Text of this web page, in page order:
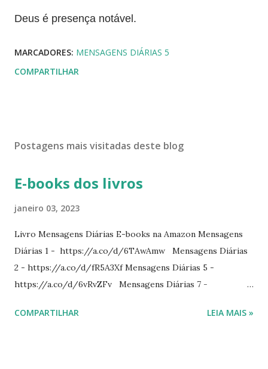
Deus é presença notável.
MARCADORES: MENSAGENS DIÁRIAS 5
COMPARTILHAR
Postagens mais visitadas deste blog
E-books dos livros
janeiro 03, 2023
Livro Mensagens Diárias E-books na Amazon Mensagens
Diárias 1 - https://a.co/d/6TAwAmw Mensagens Diárias
2 - https://a.co/d/fR5A3Xf Mensagens Diárias 5 -
https://a.co/d/6vRvZFv Mensagens Diárias 7 -
https://a.co/d/h4iP1oj Mensagens Diárias 10 -
COMPARTILHAR LEIA MAIS »